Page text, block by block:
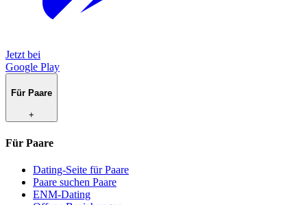
Jetzt bei
Google Play
Für Paare
+
Für Paare
Dating-Seite für Paare
Paare suchen Paare
ENM-Dating